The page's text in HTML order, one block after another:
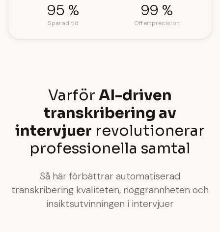
95 %
Sparad tid
99 %
Offertprecision
Varför AI-driven
transkribering av
intervjuer revolutionerar
professionella samtal
Så här förbättrar automatiserad
transkribering kvaliteten, noggrannheten och
insiktsutvinningen i intervjuer